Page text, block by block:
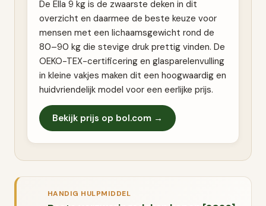
De Ella 9 kg is de zwaarste deken in dit
overzicht en daarmee de beste keuze voor
mensen met een lichaamsgewicht rond de
80–90 kg die stevige druk prettig vinden. De
OEKO-TEX-certificering en glasparelenvulling
in kleine vakjes maken dit een hoogwaardig en
huidvriendelijk model voor een eerlijke prijs.
Bekijk prijs op bol.com →
HANDIG HULPMIDDEL